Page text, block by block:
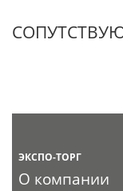
ЭКСПО-ТОРГ
О компании